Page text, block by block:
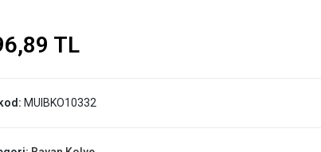
TL
MUIBKO10332